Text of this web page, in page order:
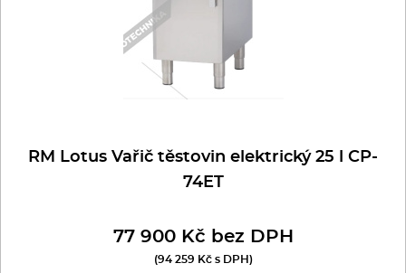
Vodní lázně
RM Lotus Vařič těstovin elektrický 25 l CP-
74ET
77 900 Kč bez DPH
(94 259 Kč s DPH)